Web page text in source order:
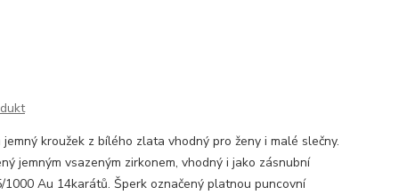
kroužek z bílého zlata vhodný pro ženy i malé slečny.
jemným vsazeným zirkonem, vhodný i jako zásnubní
Au 14karátů. Šperk označený platnou puncovní